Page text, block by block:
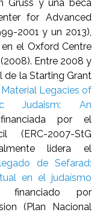
Gruss y una beca
for Advanced
2001 y un 2013),
el Oxford Centre
Entre 2008 y
de la Starting Grant
Material Legacies of
Judaism: An
por el
(ERC-2007-StG
lidera el
de Sefarad:
en el judaísmo
financiado por
(Plan Nacional